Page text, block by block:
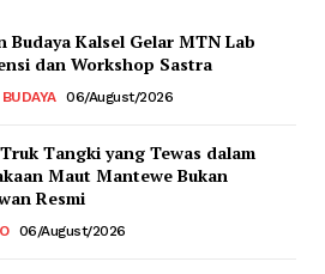
Budaya Kalsel Gelar MTN Lab
dan Workshop Sastra
06/August/2026
Tangki yang Tewas dalam
Maut Mantewe Bukan
Resmi
06/August/2026